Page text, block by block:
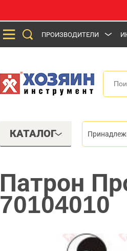
ПРОИЗВОДИТЕЛИ
КАТАЛОГ
Патрон
70104010